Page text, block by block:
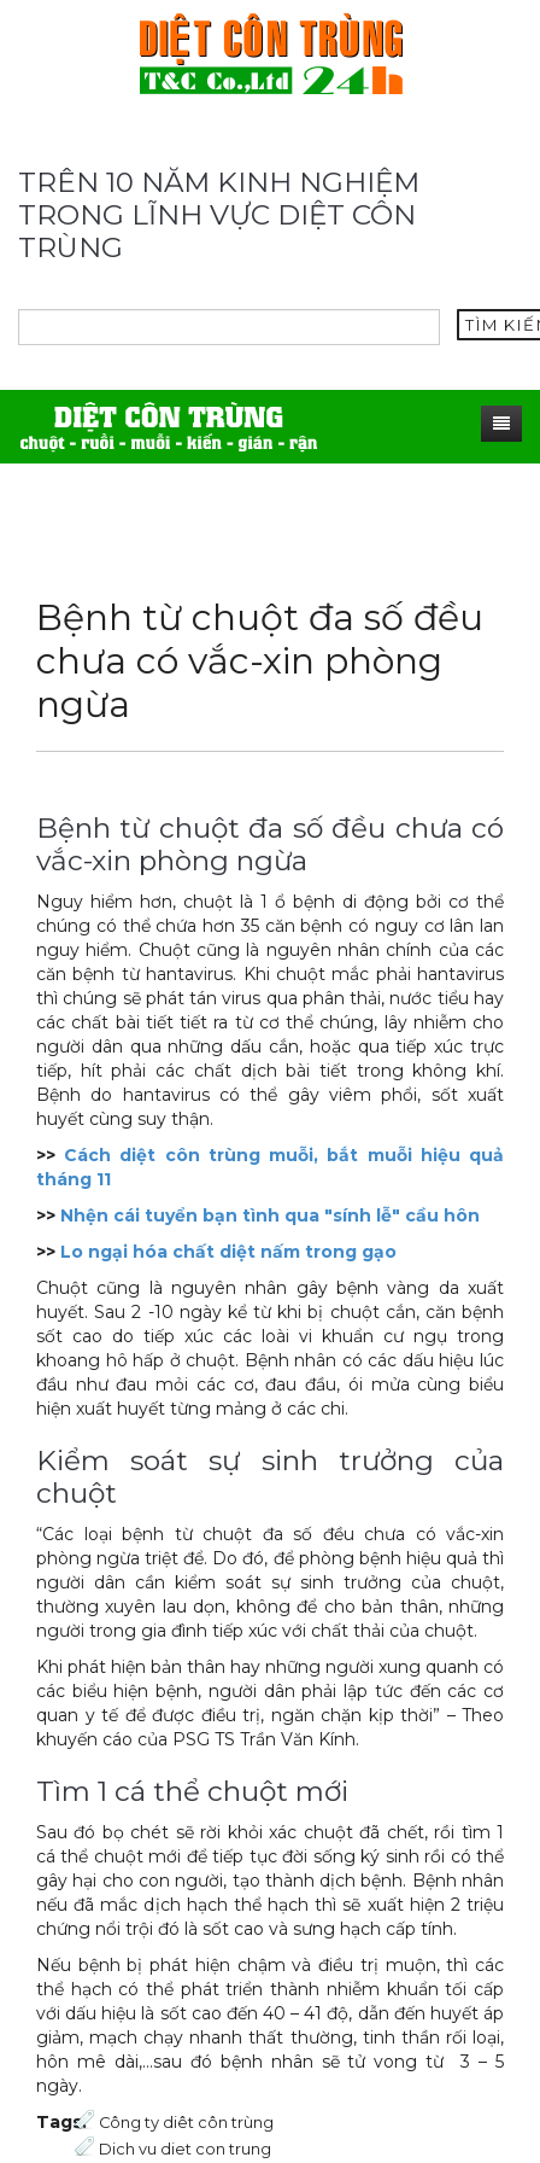
TRÊN 10 NĂM KINH NGHIỆM
TRONG LĨNH VỰC DIỆT CÔN
TRÙNG
TÌM
Thuốc diệt kiến Sài Gòn
Thuốc diệt gián Sài Gòn
Thuốc diệt muỗi Sài Gòn
Máy phun rửa cao cấp
Thiết bị vệ sinh sản phẩm
Thiết bị lau kính toà nhà
Máy chà rửa đánh bóng sàn
Máy diệt côn trùng
Máy hút bụi
Xe đẩy làm vệ sinh Sài Gòn
Dịch vụ tiêu diệt mối tận gốc
Dịch vụ phun thuốc phòng trừ muỗi
Dịch vụ kiểm soát chuột gây hại
Dịch vụ kiểm soát gián
Dịch vụ phun diệt ruồi gây hại
Dịch vụ tiêu diệt gián gây hại sức khỏe
Dịch vụ xử lý tiêu diệt kiến tận gốc
THỦ THUẬT
Tin tức động vật
Tin tức tổng hợp
Sitemap
Video
Tài liệu xử lý côn trùng
LIÊN HỆ
Hotline 0986 018 930 (Anh Sơn)
Bệnh từ chuột đa số đều
chưa có vắc-xin phòng
ngừa
Bệnh từ chuột đa số đều chưa có
vắc-xin phòng ngừa
Nguy hiểm hơn, chuột là 1 ổ bệnh di động bởi cơ thể
chúng có thể chứa hơn 35 căn bệnh có nguy cơ lân lan
nguy hiểm. Chuột cũng là nguyên nhân chính của các
căn bệnh từ hantavirus. Khi chuột mắc phải hantavirus
thì chúng sẽ phát tán virus qua phân thải, nước tiểu hay
các chất bài tiết tiết ra từ cơ thể chúng, lây nhiễm cho
người dân qua những dấu cắn, hoặc qua tiếp xúc trực
tiếp, hít phải các chất dịch bài tiết trong không khí.
Bệnh do hantavirus có thể gây viêm phổi, sốt xuất
huyết cùng suy thận.
>> Cách diệt côn trùng muỗi, bắt muỗi hiệu quả
tháng 11
>> Nhện cái tuyển bạn tình qua "sính lễ" cầu hôn
>> Lo ngại hóa chất diệt nấm trong gạo
Chuột cũng là nguyên nhân gây bệnh vàng da xuất
huyết. Sau 2 -10 ngày kể từ khi bị chuột cắn, căn bệnh
sốt cao do tiếp xúc các loài vi khuẩn cư ngụ trong
khoang hô hấp ở chuột. Bệnh nhân có các dấu hiệu lúc
đầu như đau mỏi các cơ, đau đầu, ói mửa cùng biểu
hiện xuất huyết từng mảng ở các chi.
Kiểm soát sự sinh trưởng của
chuột
“Các loại bệnh từ chuột đa số đều chưa có vắc-xin
phòng ngừa triệt để. Do đó, để phòng bệnh hiệu quả thì
người dân cần kiểm soát sự sinh trưởng của chuột,
thường xuyên lau dọn, không để cho bản thân, những
người trong gia đình tiếp xúc với chất thải của chuột.
Khi phát hiện bản thân hay những người xung quanh có
các biểu hiện bệnh, người dân phải lập tức đến các cơ
quan y tế để được điều trị, ngăn chặn kịp thời” – Theo
khuyến cáo của PSG TS Trần Văn Kính.
Tìm 1 cá thể chuột mới
Sau đó bọ chét sẽ rời khỏi xác chuột đã chết, rồi tìm 1
cá thể chuột mới để tiếp tục đời sống ký sinh rồi có thể
gây hại cho con người, tạo thành dịch bệnh. Bệnh nhân
nếu đã mắc dịch hạch thể hạch thì sẽ xuất hiện 2 triệu
chứng nổi trội đó là sốt cao và sưng hạch cấp tính.
Nếu bệnh bị phát hiện chậm và điều trị muộn, thì các
thể hạch có thể phát triển thành nhiễm khuẩn tối cấp
với dấu hiệu là sốt cao đến 40 – 41 độ, dẫn đến huyết áp
giảm, mạch chạy nhanh thất thường, tinh thần rối loại,
hôn mê dài,…sau đó bệnh nhân sẽ tử vong từ 3 – 5
ngày.
Tags: Công ty diêt côn trùng
Dich vu diet con trung